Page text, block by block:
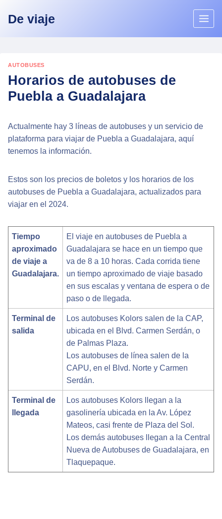
De viaje
AUTOBUSES
Horarios de autobuses de
Puebla a Guadalajara
Actualmente hay 3 líneas de autobuses y un servicio de
plataforma para viajar de Puebla a Guadalajara, aquí
tenemos la información.
Estos son los precios de boletos y los horarios de los
autobuses de Puebla a Guadalajara, actualizados para
viajar en el 2024.
Tiempo
aproximado
de viaje a
Guadalajara.
El viaje en autobuses de Puebla a
Guadalajara se hace en un tiempo que
va de 8 a 10 horas. Cada corrida tiene
un tiempo aproximado de viaje basado
en sus escalas y ventana de espera o de
paso o de llegada.
Terminal de
salida
Los autobuses Kolors salen de la CAP,
ubicada en el Blvd. Carmen Serdán, o
de Palmas Plaza.
Los autobuses de línea salen de la
CAPU, en el Blvd. Norte y Carmen
Serdán.
Terminal de
llegada
Los autobuses Kolors llegan a la
gasolinería ubicada en la Av. López
Mateos, casi frente de Plaza del Sol.
Los demás autobuses llegan a la Central
Nueva de Autobuses de Guadalajara, en
Tlaquepaque.